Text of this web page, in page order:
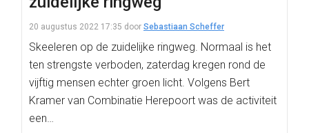
20 augustus 2022 17:35 door Sebastiaan Scheffer
Skeeleren op de zuidelijke ringweg. Normaal is het
ten strengste verboden, zaterdag kregen rond de
vijftig mensen echter groen licht. Volgens Bert
Kramer van Combinatie Herepoort was de activiteit
een…